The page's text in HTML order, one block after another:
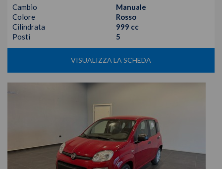
Cambio
Manuale
Colore
Rosso
Cilindrata
999 cc
Posti
5
VISUALIZZA LA SCHEDA